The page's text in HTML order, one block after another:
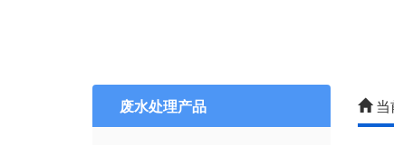
当
废水处理产品